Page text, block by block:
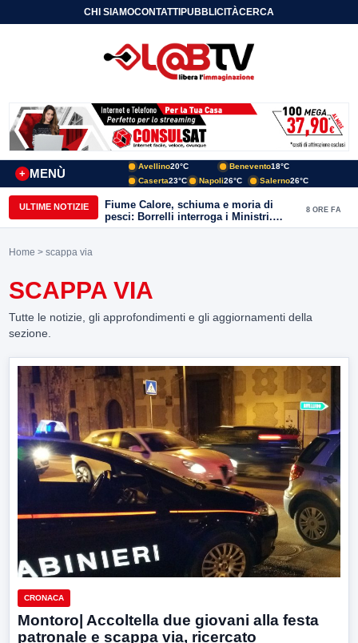
CHI SIAMOCONTATTIPUBBLICITÀCERCA
MENÙ
+
Avellino20°C Benevento18°C
Caserta23°C Napoli26°C Salerno26°C
ULTIME NOTIZIE
Fiume Calore, schiuma e moria di
pesci: Borrelli interroga i Ministri.
“Benevento paga l’assenza del
8 ORE FA
Home > scappa via
SCAPPA VIA
Tutte le notizie, gli approfondimenti e gli aggiornamenti della
sezione.
CRONACA
Montoro| Accoltella due giovani alla festa
patronale e scappa via, ricercato